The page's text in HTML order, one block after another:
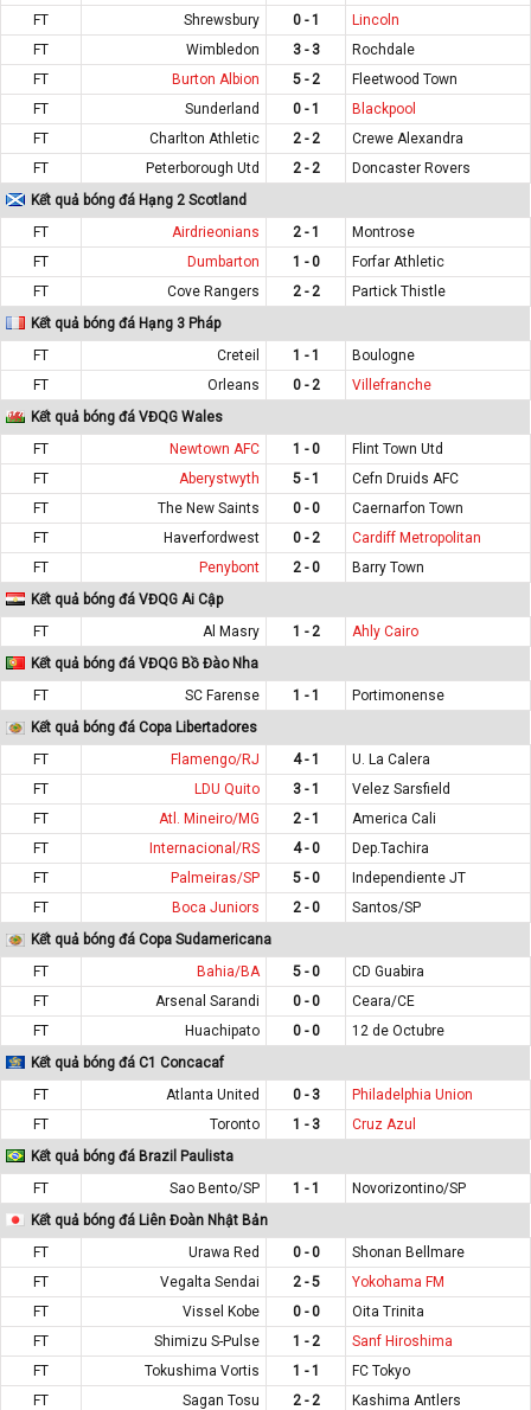
FT
Shrewsbury 0 - 1
Lincoln
FT
Wimbledon 3 - 3
Rochdale
FT
Burton Albion 5 - 2
Fleetwood Town
FT
Sunderland 0 - 1
Blackpool
FT
Charlton Athletic 2 - 2
Crewe Alexandra
FT
Peterborough Utd 2 - 2
Doncaster Rovers
Kết quả bóng đá Hạng 2 Scotland
FT
Airdrieonians 2 - 1
Montrose
FT
Dumbarton 1 - 0
Forfar Athletic
FT
Cove Rangers 2 - 2
Partick Thistle
Kết quả bóng đá Hạng 3 Pháp
FT
Creteil 1 - 1
Boulogne
FT
Orleans 0 - 2
Villefranche
Kết quả bóng đá VĐQG Wales
FT
Newtown AFC 1 - 0
Flint Town Utd
FT
Aberystwyth 5 - 1
Cefn Druids AFC
FT
The New Saints 0 - 0
Caernarfon Town
FT
Haverfordwest 0 - 2
Cardiff Metropolitan
FT
Penybont 2 - 0
Barry Town
Kết quả bóng đá VĐQG Ai Cập
FT
Al Masry 1 - 2
Ahly Cairo
Kết quả bóng đá VĐQG Bồ Đào Nha
FT
SC Farense 1 - 1
Portimonense
Kết quả bóng đá Copa Libertadores
FT
Flamengo/RJ 4 - 1
U. La Calera
FT
LDU Quito 3 - 1
Velez Sarsfield
FT
Atl. Mineiro/MG 2 - 1
America Cali
FT
Internacional/RS 4 - 0
Dep.Tachira
FT
Palmeiras/SP 5 - 0
Independiente JT
FT
Boca Juniors 2 - 0
Santos/SP
Kết quả bóng đá Copa Sudamericana
FT
Bahia/BA 5 - 0
CD Guabira
FT
Arsenal Sarandi 0 - 0
Ceara/CE
FT
Huachipato 0 - 0
12 de Octubre
Kết quả bóng đá C1 Concacaf
FT
Atlanta United 0 - 3
Philadelphia Union
FT
Toronto 1 - 3
Cruz Azul
Kết quả bóng đá Brazil Paulista
FT
Sao Bento/SP 1 - 1
Novorizontino/SP
Kết quả bóng đá Liên Đoàn Nhật Bản
FT
Urawa Red 0 - 0
Shonan Bellmare
FT
Vegalta Sendai 2 - 5
Yokohama FM
FT
Vissel Kobe 0 - 0
Oita Trinita
FT
Shimizu S-Pulse 1 - 2
Sanf Hiroshima
FT
Tokushima Vortis 1 - 1
FC Tokyo
FT
Sagan Tosu 2 - 2
Kashima Antlers